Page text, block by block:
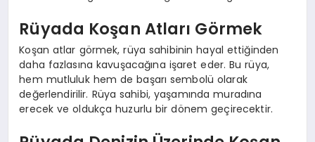
Rüyada Koşan Atları Görmek
Koşan atlar görmek, rüya sahibinin hayal ettiğinden
daha fazlasına kavuşacağına işaret eder. Bu rüya,
hem mutluluk hem de başarı sembolü olarak
değerlendirilir. Rüya sahibi, yaşamında muradına
erecek ve oldukça huzurlu bir dönem geçirecektir.